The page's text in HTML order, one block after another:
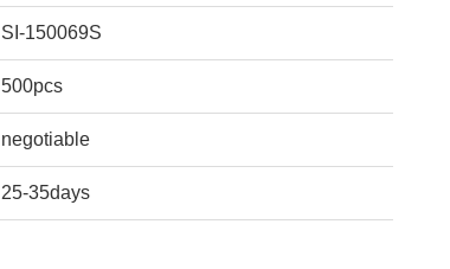
SI-150069S
500pcs
negotiable
25-35days